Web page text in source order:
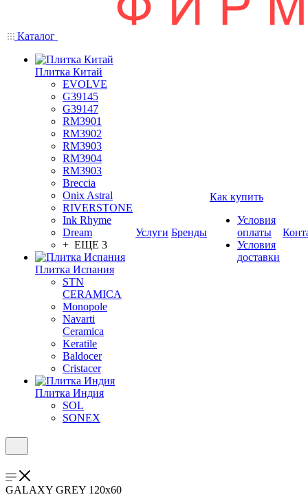
Каталог
Плитка Китай
EVOLVE
G39145
G39147
RM3901
RM3902
RM3903
RM3904
RM3903
Breccia
Onix Astral
RIVERSTONE
Ink Rhyme
Dream
+ ЕЩЕ 3
Плитка Испания
STN
CERAMICA
Monopole
Navarti
Ceramica
Keratile
Baldocer
Cristacer
Плитка Индия
SOL
SONEX
Услуги Бренды
Как купить
Условия
оплаты
Условия
доставки
GALAXY GREY 120x60